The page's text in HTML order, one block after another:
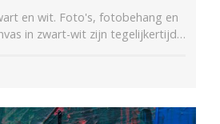
en wit. Foto's, fotobehang en
in zwart-wit zijn tegelijkertijd…